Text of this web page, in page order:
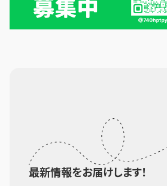
最新情報をお届けします！